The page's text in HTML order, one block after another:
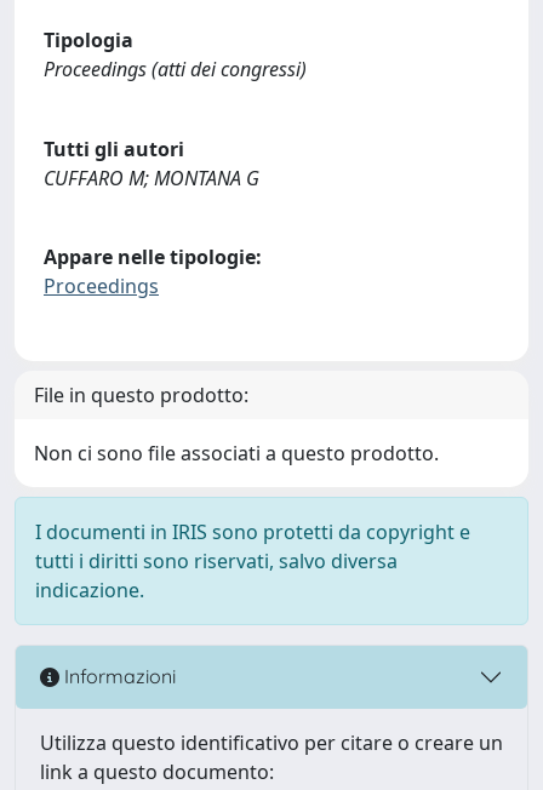
Tipologia
Proceedings (atti dei congressi)
Tutti gli autori
CUFFARO M; MONTANA G
Appare nelle tipologie:
Proceedings
File in questo prodotto:
Non ci sono file associati a questo prodotto.
I documenti in IRIS sono protetti da copyright e
tutti i diritti sono riservati, salvo diversa
indicazione.
Informazioni
Utilizza questo identificativo per citare o creare un
link a questo documento: